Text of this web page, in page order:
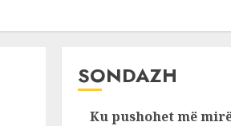
SONDAZH
Ku pushohet më